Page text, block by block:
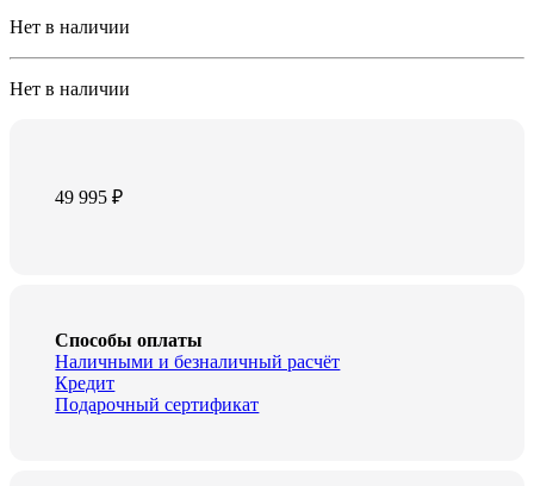
Нет в наличии
Нет в наличии
49 995₽
Способы оплаты
Наличными и безналичный расчёт
Кредит
Подарочный сертификат